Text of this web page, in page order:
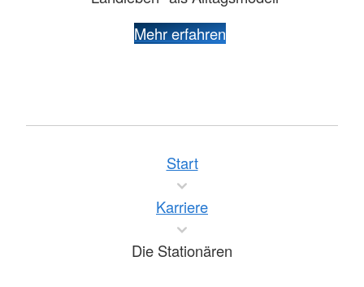
Mehr erfahren
Start
Karriere
Die Stationären